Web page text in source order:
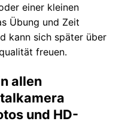
einer kleinen
Übung und Zeit
kann sich später über
freuen.
allen
und HD-